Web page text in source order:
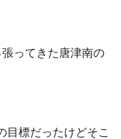
ってきた唐津南の
目標だったけどそこ